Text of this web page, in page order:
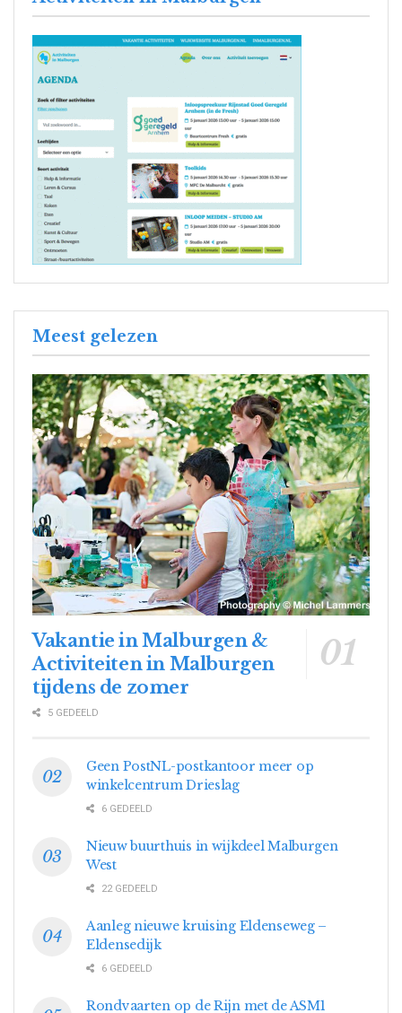
Meest gelezen
Vakantie in Malburgen &
Activiteiten in Malburgen
tijdens de zomer
5 GEDEELD
Geen PostNL-postkantoor meer op
winkelcentrum Drieslag
6 GEDEELD
Nieuw buurthuis in wijkdeel Malburgen
West
22 GEDEELD
Aanleg nieuwe kruising Eldenseweg –
Eldensedijk
6 GEDEELD
Rondvaarten op de Rijn met de ASM1